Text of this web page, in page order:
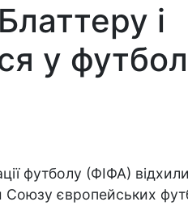
і
у футбол
футболу (ФІФА)
Союзу європейських